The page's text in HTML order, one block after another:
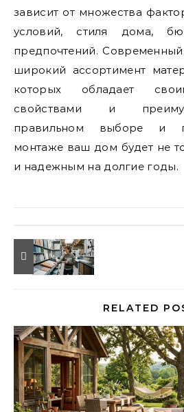
зависит от множества
условий, стиля дома,
предпочтений.
широкий ассортимент
которых обладает
свойствами и
правильном выборе и
монтаже ваш дом будет не
и надежным на долгие годы.
RELATED